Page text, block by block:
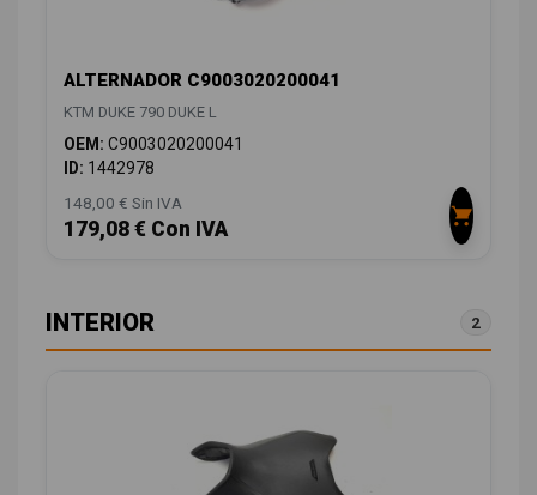
ALTERNADOR C9003020200041
KTM DUKE 790 DUKE L
OEM: C9003020200041
ID: 1442978
148,00 € Sin IVA
179,08 € Con IVA
INTERIOR 2